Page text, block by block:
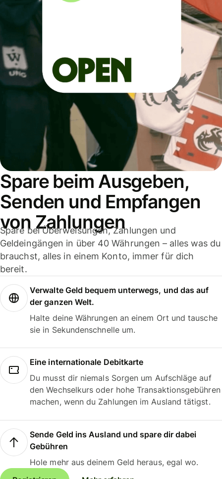
Spare beim Ausgeben,
Senden und Empfangen
von Zahlungen
Spare bei Überweisungen, Zahlungen und
Geldeingängen in über 40 Währungen – alles was du
brauchst, alles in einem Konto, immer für dich
bereit.
Verwalte Geld bequem unterwegs, und das auf
der ganzen Welt.
Halte deine Währungen an einem Ort und tausche
sie in Sekundenschnelle um.
Eine internationale Debitkarte
Du musst dir niemals Sorgen um Aufschläge auf
den Wechselkurs oder hohe Transaktionsgebühren
machen, wenn du Zahlungen im Ausland tätigst.
Sende Geld ins Ausland und spare dir dabei
Gebühren
Hole mehr aus deinem Geld heraus, egal wo.